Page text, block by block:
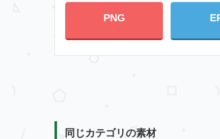
PNG
同じカテゴリの素材